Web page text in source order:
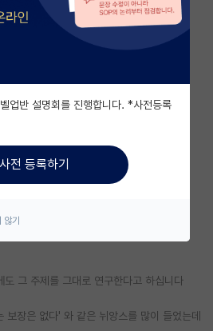
한다고 하더라구요.
그 주제를 그대로 연구한다고 하십니다
장은 없다' 와 같은 뉘앙스를 많이 들었는데
업반 설명회를 진행합니다. *사전등록
사전 등록하기
기